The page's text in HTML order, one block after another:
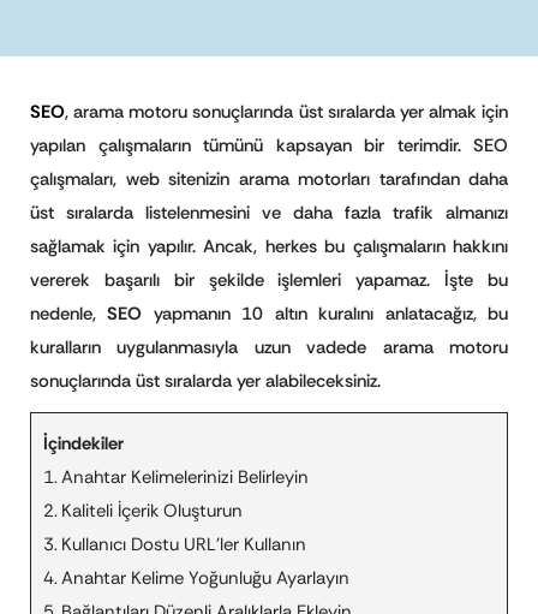
SEO, arama motoru sonuçlarında üst sıralarda yer almak için
yapılan çalışmaların tümünü kapsayan bir terimdir. SEO
çalışmaları, web sitenizin arama motorları tarafından daha
üst sıralarda listelenmesini ve daha fazla trafik almanızı
sağlamak için yapılır. Ancak, herkes bu çalışmaların hakkını
vererek başarılı bir şekilde işlemleri yapamaz. İşte bu
nedenle,SEO yapmanın 10 altın kuralını anlatacağız, bu
kuralların uygulanmasıyla uzun vadede arama motoru
sonuçlarında üst sıralarda yer alabileceksiniz.
İçindekiler
Anahtar Kelimelerinizi Belirleyin
Kaliteli İçerik Oluşturun
Kullanıcı Dostu URL’ler Kullanın
Anahtar Kelime Yoğunluğu Ayarlayın